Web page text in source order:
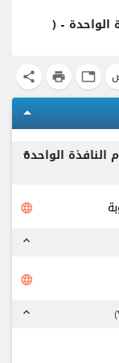
الواحدة - (
tab
print
share
arrow_drop_up
الواحدة
expand_less
language
expand_less
language
)
expand_less